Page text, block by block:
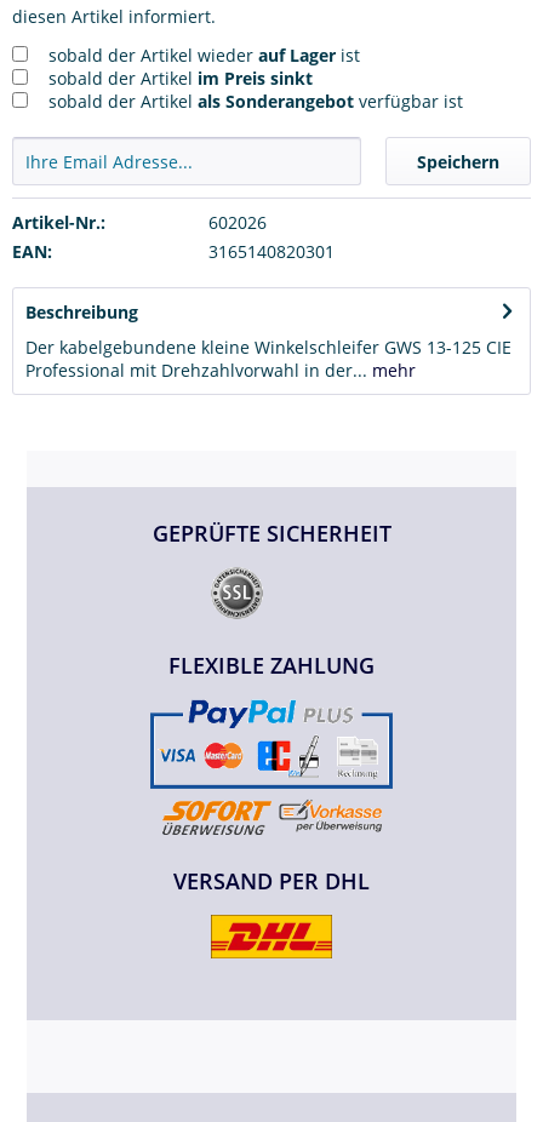
diesen Artikel informiert.
sobald der Artikel wieder auf Lager ist
sobald der Artikel im Preis sinkt
sobald der Artikel als Sonderangebot verfügbar ist
Speichern
Artikel-Nr.:
602026
EAN:
3165140820301
Beschreibung
Der kabelgebundene kleine Winkelschleifer GWS 13-125 CIE
Professional mit Drehzahlvorwahl in der... mehr
GEPRÜFTE SICHERHEIT
FLEXIBLE ZAHLUNG
VERSAND PER DHL